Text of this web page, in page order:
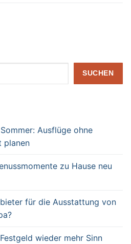
SUCHEN
Ausflüge ohne
planen
zu Hause neu
für die Ausstattung von
wieder mehr Sinn